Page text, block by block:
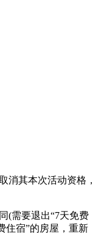
其本次活动资格，
(需要退出“7天免费
住宿”的房屋，重新